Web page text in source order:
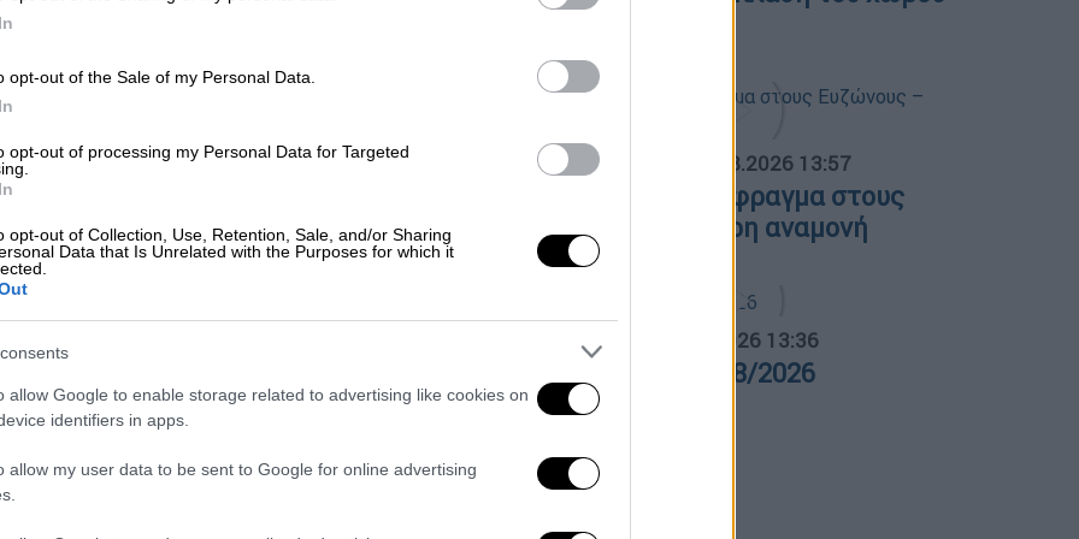
opt-out of the Sale of my Personal Data.
opt-out of processing my Personal Data for Targeted
opt-out of Collection, Use, Retention, Sale, and/or Sharing
Data that Is Unrelated with the Purposes for which it
allow Google to enable storage related to advertising like cookies on
identifiers in apps.
allow my user data to be sent to Google for online advertising
Προκαλεί ο καταδικασμένος για
«Έπρεπε να τον αφήσω να πεθάνει,
είμαι ο Άγιος Παντελεήμονας»
διευθυντή Καρδιολογικής, παρά την
καταδικαστική απόφαση του
Τρία χρόνια με αναστολή στον
Καρδιοχειρουργικής του
ΑΠΟΣΠΑΣΜΑΤΑ... 05.08.2026 13:57
Κυκλοφοριακό έμφραγμα στους
Ευζώνους – Τρίωρη αναμονή
Ώρα Ελλάδος... 05.08.2026 13:36
Ώρα Ελλάδος 05/08/2026